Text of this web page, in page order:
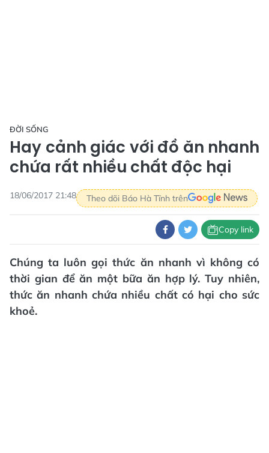
ĐỜI SỐNG
Hay cảnh giác với đồ ăn nhanh
chứa rất nhiều chất độc hại
18/06/2017 21:48 Theo dõi Báo Hà Tĩnh trên
Copy link
Chúng ta luôn gọi thức ăn nhanh vì không có
thời gian để ăn một bữa ăn hợp lý. Tuy nhiên,
thức ăn nhanh chứa nhiều chất có hại cho sức
khoẻ.